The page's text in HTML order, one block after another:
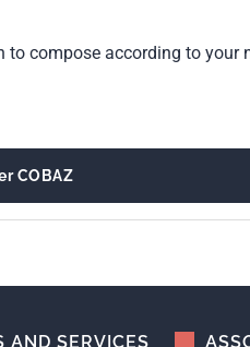
compose according to your
COBAZ
AND SERVICES